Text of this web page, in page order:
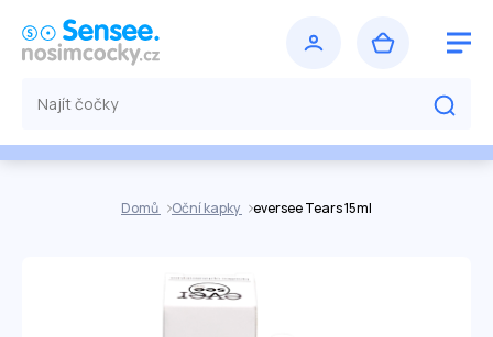
Domů Oční kapky eversee Tears 15ml